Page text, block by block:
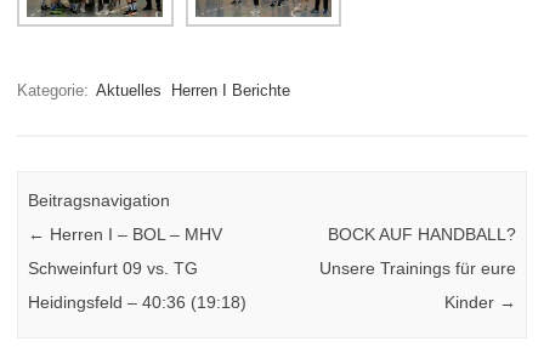
Kategorie: Aktuelles Herren I Berichte
Beitragsnavigation
← Herren I – BOL – MHV
Schweinfurt 09 vs. TG
Heidingsfeld – 40:36 (19:18)
BOCK AUF HANDBALL?
Unsere Trainings für eure
Kinder →